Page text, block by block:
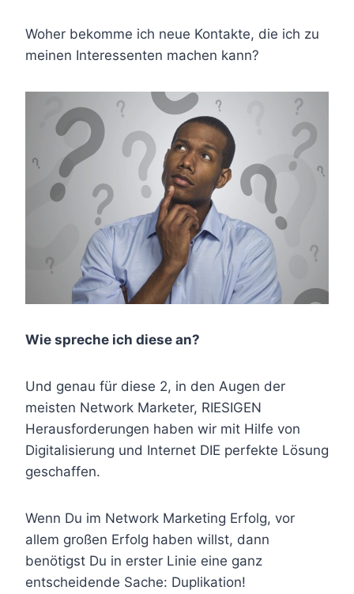
Woher bekomme ich neue Kontakte, die ich zu
meinen Interessenten machen kann?
Wie spreche ich diese an?
Und genau für diese 2, in den Augen der
meisten Network Marketer, RIESIGEN
Herausforderungen haben wir mit Hilfe von
Digitalisierung und Internet DIE perfekte Lösung
geschaffen.
Wenn Du im Network Marketing Erfolg, vor
allem großen Erfolg haben willst, dann
benötigst Du in erster Linie eine ganz
entscheidende Sache: Duplikation!